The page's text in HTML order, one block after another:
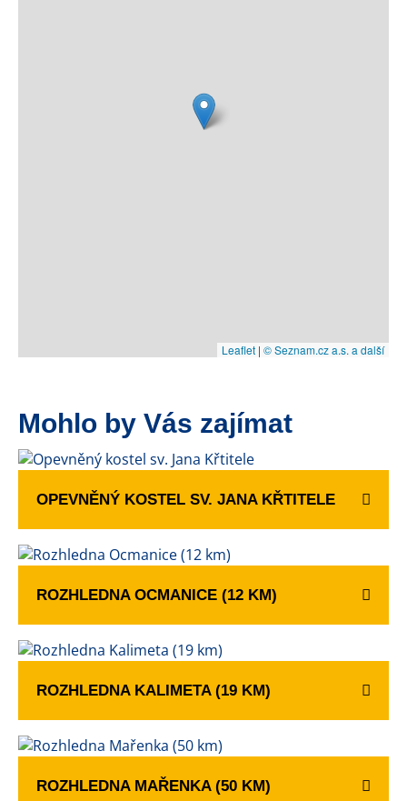
Leaflet | © Seznam.cz a.s. a další
Mohlo by Vás zajímat
OPEVNĚNÝ KOSTEL SV. JANA KŘTITELE
ROZHLEDNA OCMANICE (12 KM)
ROZHLEDNA KALIMETA (19 KM)
ROZHLEDNA MAŘENKA (50 KM)